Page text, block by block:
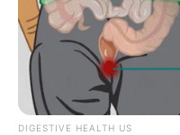
DIGESTIVE HEALTH US